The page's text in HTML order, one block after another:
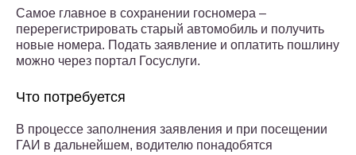
Самое главное в сохранении госномера –
перерегистрировать старый автомобиль и получить
новые номера. Подать заявление и оплатить пошлину
можно через портал Госуслуги.
Что потребуется
В процессе заполнения заявления и при посещении
ГАИ в дальнейшем, водителю понадобятся